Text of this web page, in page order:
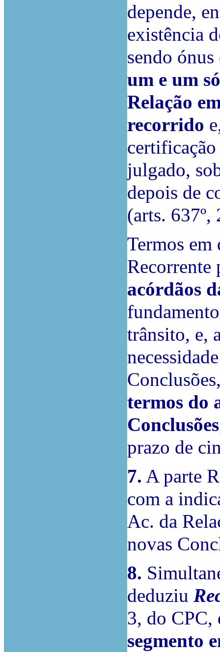
depende,
existência
sendo
um e um
Relação
recorrido
julgado,
depois de
(arts. 637º,
Termos em
Recorrente
acórdãos
trânsito, e,
termos do
Conclusões
prazo de
7. A parte
com a
Ac. da
novas
8.
deduziu
3, do CPC,
segmento